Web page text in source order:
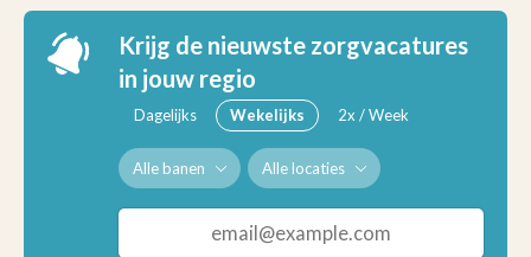
Krijg de nieuwste zorgvacatures
in jouw regio
Dagelijks Wekelijks 2x / Week
Alle banen Alle locaties